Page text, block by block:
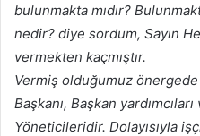
bulunmakta mıdır?
nedir? diye sordum, Sayın
vermekten kaçmıştır.
Vermiş olduğumuz
Başkanı, Başkan
Yöneticileridir. Dolayısıyla